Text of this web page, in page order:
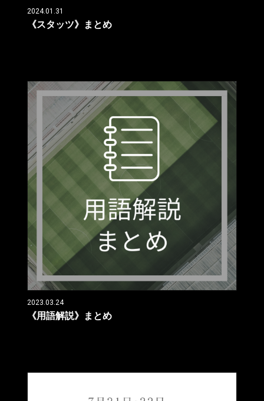
2024.01.31
《スタッツ》まとめ
2023.03.24
《用語解説》まとめ